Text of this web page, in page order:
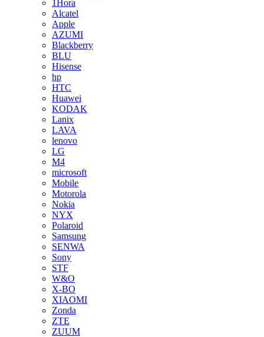
1Hora
Alcatel
Apple
AZUMI
Blackberry
BLU
Hisense
hp
HTC
Huawei
KODAK
Lanix
LAVA
lenovo
LG
M4
microsoft
Mobile
Motorola
Nokia
NYX
Polaroid
Samsung
SENWA
Sony
STF
W&O
X-BO
XIAOMI
Zonda
ZTE
ZUUM